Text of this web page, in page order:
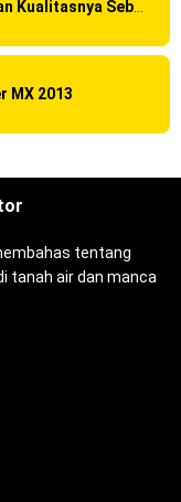
MX 2013
tentang
tanah air dan manca